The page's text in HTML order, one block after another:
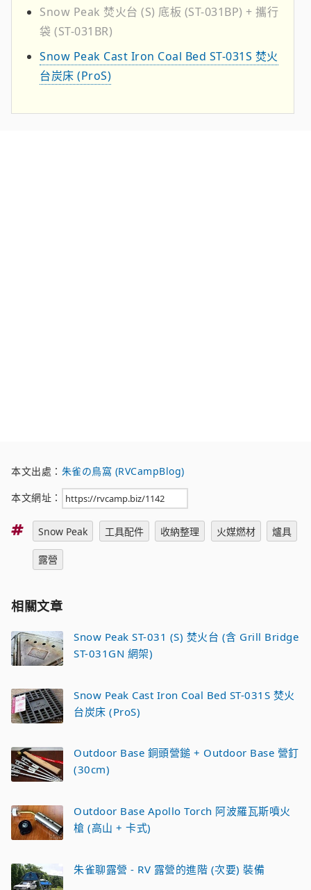
Snow Peak 焚火台 (S) 底板 (ST-031BP) + 攜行
袋 (ST-031BR)
Snow Peak Cast Iron Coal Bed ST-031S 焚火
台炭床 (ProS)
本文出處： 朱雀の鳥窩 (RVCampBlog)
本文網址：
標
Snow Peak 工具配件 收納整理 火媒燃材 爐具
露營
相關文章
Snow Peak ST-031 (S) 焚火台 (含 Grill Bridge
ST-031GN 網架)
Snow Peak Cast Iron Coal Bed ST-031S 焚火
台炭床 (ProS)
Outdoor Base 銅頭營鎚 + Outdoor Base 營釘
(30cm)
Outdoor Base Apollo Torch 阿波羅瓦斯噴火
槍 (高山 + 卡式)
朱雀聊露營 - RV 露營的進階 (次要) 裝備